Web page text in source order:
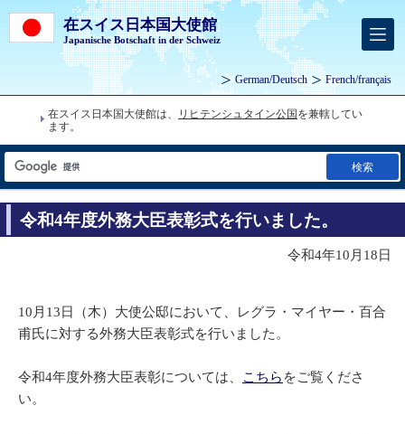
在スイス日本国大使館
Japanische Botschaft in der Schweiz
German/Deutsch French/français
在スイス日本国大使館は、 リヒテンシュタイン公国 を兼轄してい
ます。
検索
令和4年度外務大臣表彰式を行いました。
令和4年10月18日
10月13日（木）大使公邸において、レグラ・マイヤー・百合
甫氏に対する外務大臣表彰式を行いました。
令和4年度外務大臣表彰については、 こちら をご覧くださ
い。